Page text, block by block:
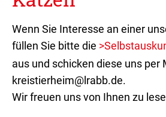
Wenn Sie Interesse an einer
füllen Sie bitte die
aus und schicken diese uns per
kreistierheim@lrabb.de.
Wir freuen uns von Ihnen zu